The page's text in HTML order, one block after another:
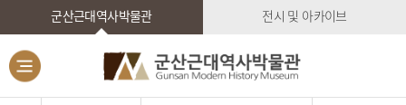
군산근대역사박물관 전시 및 아카이브